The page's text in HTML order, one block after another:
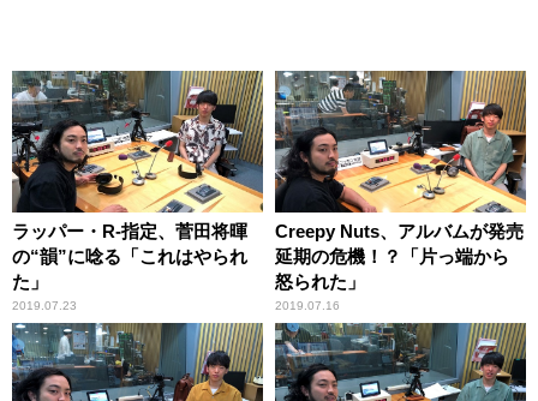
ラッパー・R-指定、菅田将暉
の“韻”に唸る「これはやられ
た」
2019.07.23
Creepy Nuts、アルバムが発売
延期の危機！？「片っ端から
怒られた」
2019.07.16